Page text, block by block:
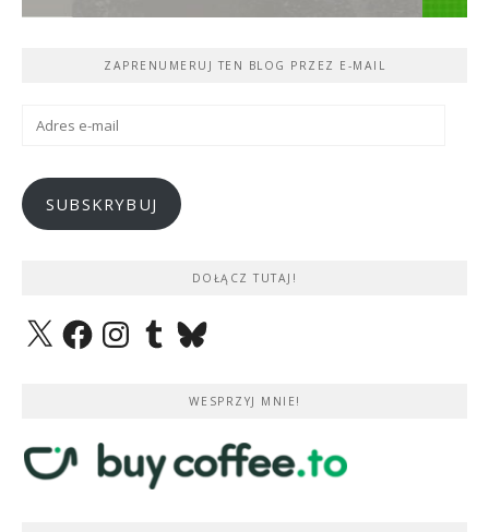
ZAPRENUMERUJ TEN BLOG PRZEZ E-MAIL
Adres
SUBSKRYBUJ
DOŁĄCZ TUTAJ!
X FacebookInstagramTumblrBluesky
WESPRZYJ MNIE!